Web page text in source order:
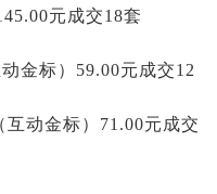
元成交18套
金标）59.00元成交12
动金标）71.00元成交